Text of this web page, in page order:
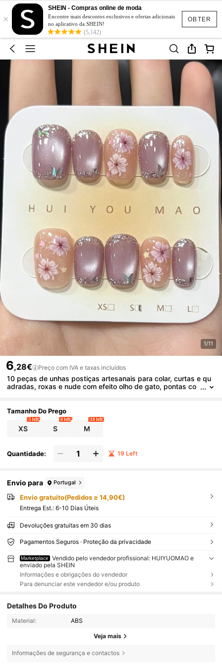
OBTER
×
SHEIN - Compras online de moda
Encontre mais descontos exclusivos e ofertas adicionais
no aplicativo da SHEIN!
(5,142)
1/11
6,28€ Preço com IVA e taxas incluídos
10 peças de unhas postiças artesanais para colar, curtas e qu
adradas, roxas e nude com efeito olho de gato, pontas co
Tamanho Do Prego
XS
5 left
S
4 left
M
10 left
Quantidade: 19 Left
Envio para Portugal
Envio gratuito(Pedidos ≥ 14,90€)
Entrega Est.: 6-10 Dias Úteis
Devoluções gratuitas em 30 dias
Pagamentos Seguros · Proteção da privacidade
Marketplace
Vendido pelo vendedor profissional: HUIYUOMAO e
enviado pela SHEIN
Informações e obrigações do vendedor
Para denunciar este vendedor e/ou produto
Detalhes Do Produto
Material: ABS
Veja mais
Informações de segurança e contactos